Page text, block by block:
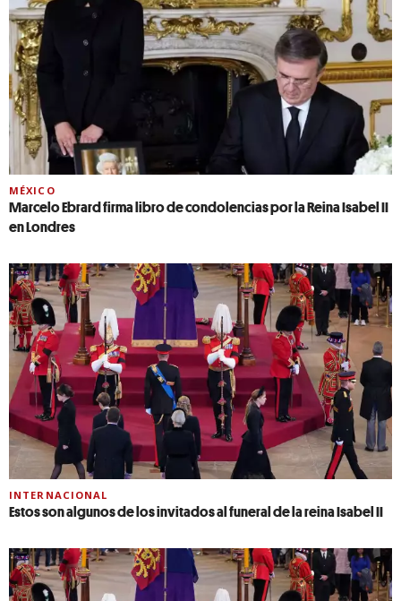
MÉXICO
Marcelo Ebrard firma libro de condolencias por la Reina Isabel II
en Londres
INTERNACIONAL
Estos son algunos de los invitados al funeral de la reina Isabel II